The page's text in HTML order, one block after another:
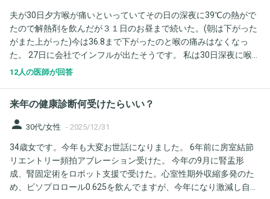
コロナで頻脈が続いたことや半身の痺れで救急や個人を片っ端か
ら連絡して相談しましたが感染症が完治するまでは受診不可 救急
車でも搬送不可でした。 結局県外まで出て救急受診しそのまま入
院になった経緯があります。 田舎で病院自体そんなになく、当番
制で総合病院が日替わりで一箇所(救急) あとは夜間診療だけで
いうことですが、 故に仮に夜間診療が今回父をみてくれることに
なっても これまで自分も受診歴がありますが 感染症では車での診
察なので 恐らく中にいれてもらえないのでレントゲンをとっても
え 私が入院した県外の病院を提案しましたが遠出はキツイのかそ
こまではしないと言ってその病院には行ってくれません。 27日か
ら本格的に倦怠感や食欲不振が始まりそれが続き殆ど何も連日口
にしておらず寝たきりの状態です。 肺炎になっているのではない
夫が30日夕方喉が痛いといっていてその日の深夜に39℃の熱がで
たので解熱剤を飲んだが３１日のお昼まで続いた。(朝は下がった
がまた上がった)今は36.8まで下がったのと喉の痛みはなくなっ
た。 27日に会社でインフルが出たそうです。 私は30日深夜に喉の
痛みがありました。 31日の朝から喉の痛み、透明の鼻水が垂れま
いでしょうか？
12人の医師が回答
来年の健康診断何受けたらいい？
person 30代/女性 - 2025/12/31
34歳女です。今年も大変お世話になりました。 6年前に房室結節
リエントリー頻拍アブレーション受けた。 今年の9月に腎盂形
成、腎固定術をロボット支援で受けた。心室性期外収縮多発のた
め、ビソプロロール0.625を飲んでますが、今年になり激減し自覚